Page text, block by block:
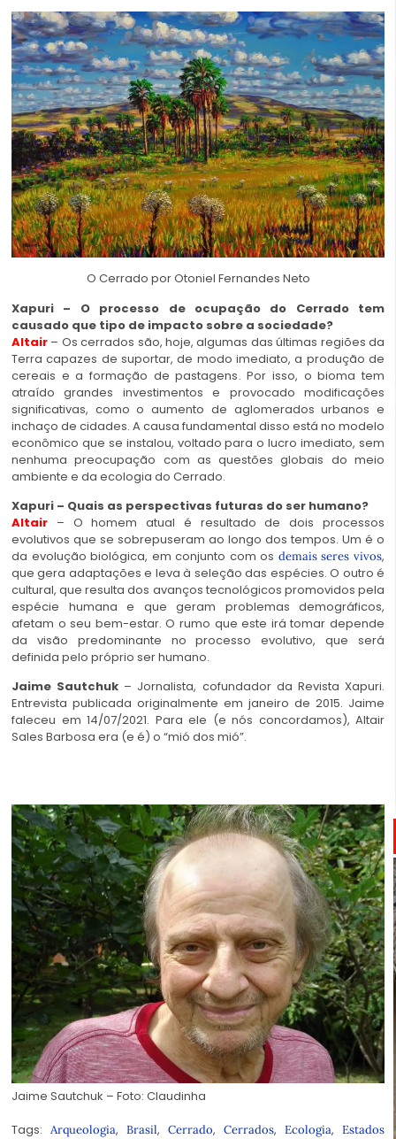
O Cerrado por Otoniel Fernandes Neto
Xapuri – O processo de ocupação do Cerrado tem
causado que tipo de impacto sobre a sociedade?
Altair – Os cerrados são, hoje, algumas das últimas regiões da
Terra capazes de suportar, de modo imediato, a produção de
cereais e a formação de pastagens. Por isso, o bioma tem
atraído grandes investimentos e provocado modificações
significativas, como o aumento de aglomerados urbanos e
inchaço de cidades. A causa fundamental disso está no modelo
econômico que se instalou, voltado para o lucro imediato, sem
nenhuma preocupação com as questões globais do meio
ambiente e da ecologia do Cerrado.
Xapuri – Quais as perspectivas futuras do ser humano?
Altair – O homem atual é resultado de dois processos
evolutivos que se sobrepuseram ao longo dos tempos. Um é o
da evolução biológica, em conjunto com os demais seres vivos,
que gera adaptações e leva à seleção das espécies. O outro é
cultural, que resulta dos avanços tecnológicos promovidos pela
espécie humana e que geram problemas demográficos,
afetam o seu bem-estar. O rumo que este irá tomar depende
da visão predominante no processo evolutivo, que será
definida pelo próprio ser humano.
Jaime Sautchuk – Jornalista, cofundador da Revista Xapuri.
Entrevista publicada originalmente em janeiro de 2015. Jaime
faleceu em 14/07/2021. Para ele (e nós concordamos), Altair
Sales Barbosa era (e é) o “mió dos mió”.
Jaime Sautchuk – Foto: Claudinha
Tags: Arqueologia, Brasil, Cerrado, Cerrados, Ecologia, Estados